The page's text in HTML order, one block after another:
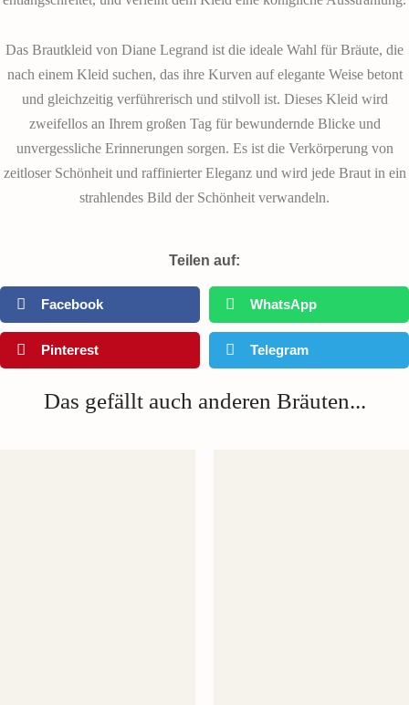
Das Brautkleid von Diane Legrand ist die ideale Wahl für Bräute, die
nach einem Kleid suchen, das ihre Kurven auf elegante Weise betont
und gleichzeitig verführerisch und stilvoll ist. Dieses Kleid wird
zweifellos an Ihrem großen Tag für bewundernde Blicke und
unvergessliche Erinnerungen sorgen. Es ist die Verkörperung von
zeitloser Schönheit und raffinierter Eleganz und wird jede Braut in ein
strahlendes Bild der Schönheit verwandeln.
Teilen auf:
Facebook WhatsApp
Pinterest Telegram
Das gefällt auch anderen Bräuten...